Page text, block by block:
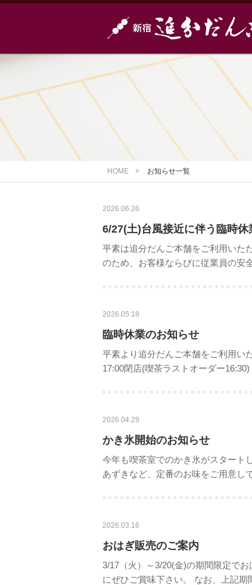
HOME お知らせ一覧
2026.06.26
6/27(土)台風接近に伴う臨時休
平素は追分だんご本舗をご利用いた
のため、お客様ならびに従業員の安
2026.05.18
臨時休業のお知らせ
平素より追分だんご本舗をご利用い
17:00閉店(喫茶ラストオーダー
2026.04.29
かき氷開始のお知らせ
今年も喫茶室でのかき氷がスタート
あずきなど、定番のお味をご用意し
2026.03.16
おはぎ販売のご案内
3/17（火）～3/20(金)の期間限定で
にぜひご賞味下さい。 なお、上記